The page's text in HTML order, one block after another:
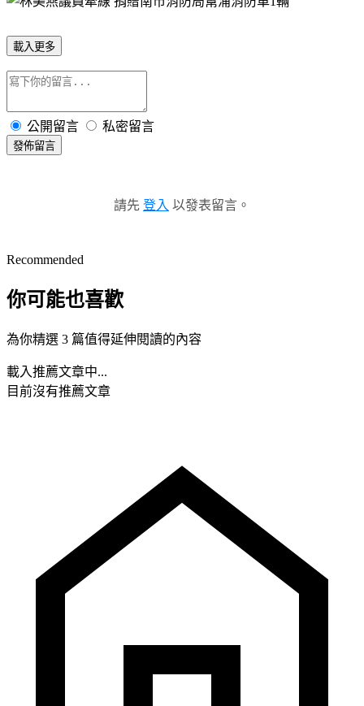
載入更多
公開留言 私密留言
發佈留言
請先 登入 以發表留言。
Recommended
你可能也喜歡
為你精選 3 篇值得延伸閱讀的內容
載入推薦文章中...
目前沒有推薦文章